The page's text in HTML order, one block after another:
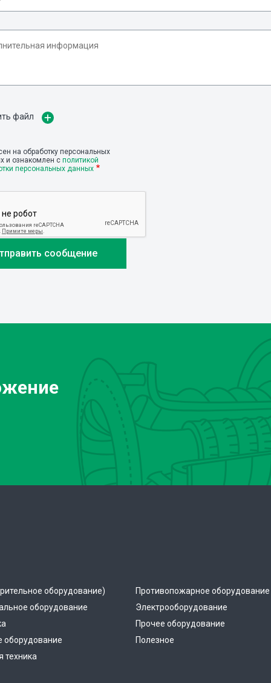
файл
на обработку персональных
и ознакомлен с политикой
персональных данных
оборудование)
оборудование
оборудование
техника
Противопожарное оборудование
Электрооборудование
Прочее оборудование
Полезное